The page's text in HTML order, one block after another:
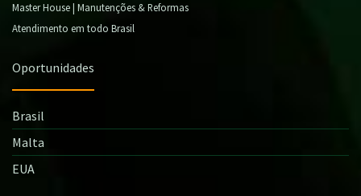
Master House | Manutenções & Reformas
Atendimento em todo Brasil
Oportunidades
Brasil
Malta
EUA